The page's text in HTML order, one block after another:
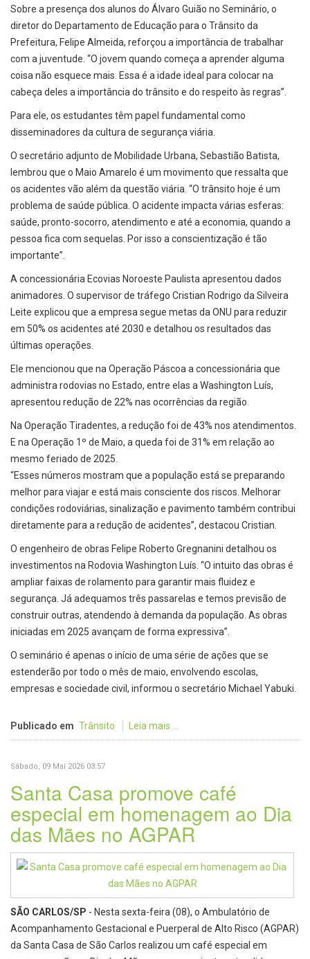
Sobre a presença dos alunos do Álvaro Guião no Seminário, o
diretor do Departamento de Educação para o Trânsito da
Prefeitura, Felipe Almeida, reforçou a importância de trabalhar
com a juventude. “O jovem quando começa a aprender alguma
coisa não esquece mais. Essa é a idade ideal para colocar na
cabeça deles a importância do trânsito e do respeito às regras”.
Para ele, os estudantes têm papel fundamental como
disseminadores da cultura de segurança viária.
O secretário adjunto de Mobilidade Urbana, Sebastião Batista,
lembrou que o Maio Amarelo é um movimento que ressalta que
os acidentes vão além da questão viária. “O trânsito hoje é um
problema de saúde pública. O acidente impacta várias esferas:
saúde, pronto-socorro, atendimento e até a economia, quando a
pessoa fica com sequelas. Por isso a conscientização é tão
importante”.
A concessionária Ecovias Noroeste Paulista apresentou dados
animadores. O supervisor de tráfego Cristian Rodrigo da Silveira
Leite explicou que a empresa segue metas da ONU para reduzir
em 50% os acidentes até 2030 e detalhou os resultados das
últimas operações.
Ele mencionou que na Operação Páscoa a concessionária que
administra rodovias no Estado, entre elas a Washington Luís,
apresentou redução de 22% nas ocorrências da região.
Na Operação Tiradentes, a redução foi de 43% nos atendimentos.
E na Operação 1º de Maio, a queda foi de 31% em relação ao
mesmo feriado de 2025.
“Esses números mostram que a população está se preparando
melhor para viajar e está mais consciente dos riscos. Melhorar
condições rodoviárias, sinalização e pavimento também contribui
diretamente para a redução de acidentes”, destacou Cristian.
O engenheiro de obras Felipe Roberto Gregnanini detalhou os
investimentos na Rodovia Washington Luís. “O intuito das obras é
ampliar faixas de rolamento para garantir mais fluidez e
segurança. Já adequamos três passarelas e temos previsão de
construir outras, atendendo à demanda da população. As obras
iniciadas em 2025 avançam de forma expressiva”.
O seminário é apenas o início de uma série de ações que se
estenderão por todo o mês de maio, envolvendo escolas,
empresas e sociedade civil, informou o secretário Michael Yabuki.
Publicado em Trânsito Leia mais ...
Sábado, 09 Mai 2026 03:57
Santa Casa promove café
especial em homenagem ao Dia
das Mães no AGPAR
SÃO CARLOS/SP - Nesta sexta-feira (08), o Ambulatório de
Acompanhamento Gestacional e Puerperal de Alto Risco (AGPAR)
da Santa Casa de São Carlos realizou um café especial em